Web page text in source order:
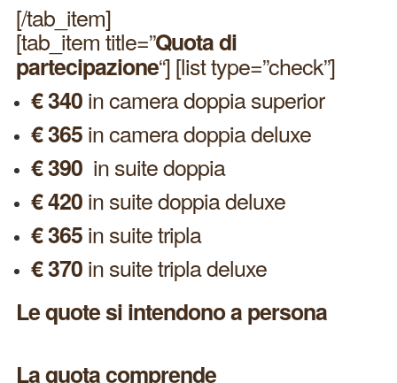
[/tab_item]
[tab_item title=”Quota di
partecipazione“] [list type=”check”]
€ 340in camera doppia superior
€ 365in camera doppia deluxe
€ 390in suite doppia
€ 420in suite doppia deluxe
€ 365in suite tripla
€ 370in suite tripla deluxe
Le quote si intendono a persona
La quota comprende